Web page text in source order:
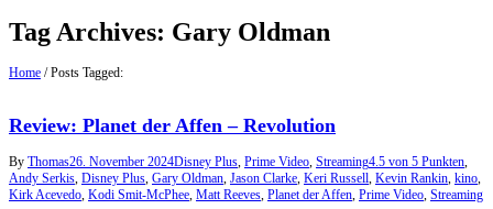
Tag Archives: Gary Oldman
Home /Posts Tagged:
Review: Planet der Affen – Revolution
By Thomas26. November 2024Disney Plus, Prime Video, Streaming4.5 von 5 Punkten,
Andy Serkis, Disney Plus, Gary Oldman, Jason Clarke, Keri Russell, Kevin Rankin, kino,
Kirk Acevedo, Kodi Smit-McPhee, Matt Reeves, Planet der Affen, Prime Video, Streaming